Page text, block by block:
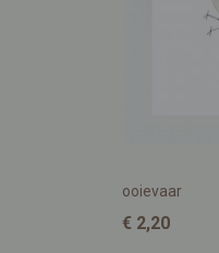
ooievaar
€ 2,20